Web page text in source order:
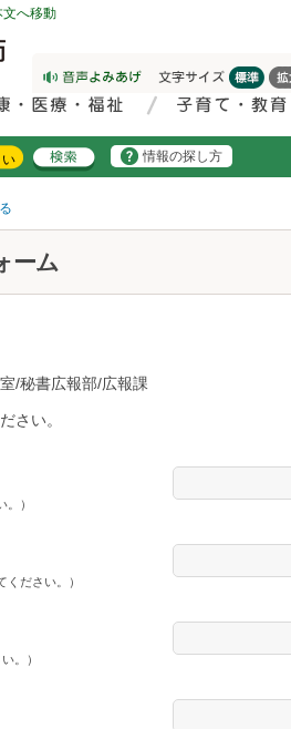
文へ移動
情報の探し方
ーム
/秘書広報部/広報課
さい。
。）
ください。）
。）